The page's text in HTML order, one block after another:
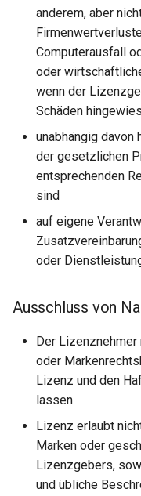
anderem, aber
Computerausfall
oder
wenn der
Schäden
unabhängig
der gesetzlichen
entsprechenden
sind
auf eigene
oder
Ausschluss von
Der
oder
Lizenz und den
lassen
Lizenz erlaubt
Marken oder
Lizenzgebers,
und übliche